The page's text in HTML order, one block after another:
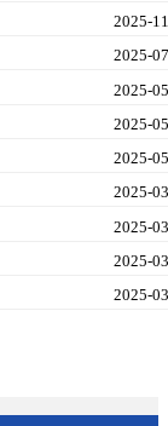
2025-
2025-
2025-
2025-
2025-
2025-
2025-
2025-
2025-